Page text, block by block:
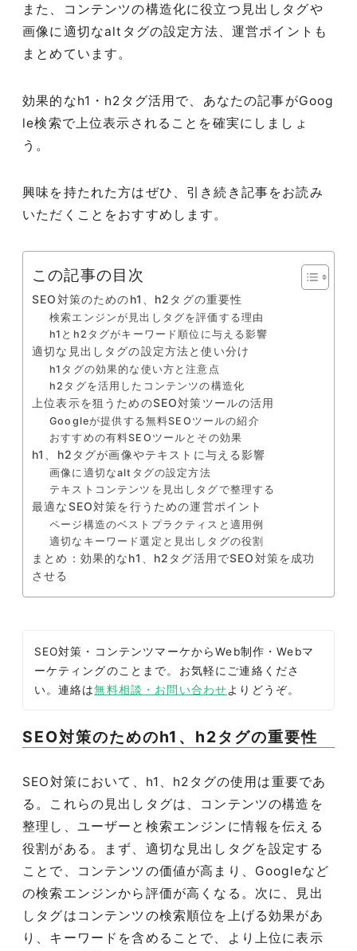
また、コンテンツの構造化に役立つ見出しタグや
画像に適切なaltタグの設定方法、運営ポイントも
まとめています。
効果的なh1・h2タグ活用で、あなたの記事がGoog
le検索で上位表示されることを確実にしましょ
う。
興味を持たれた方はぜひ、引き続き記事をお読み
いただくことをおすすめします。
この記事の目次
SEO対策のためのh1、h2タグの重要性
検索エンジンが見出しタグを評価する理由
h1とh2タグがキーワード順位に与える影響
適切な見出しタグの設定方法と使い分け
h1タグの効果的な使い方と注意点
h2タグを活用したコンテンツの構造化
上位表示を狙うためのSEO対策ツールの活用
Googleが提供する無料SEOツールの紹介
おすすめの有料SEOツールとその効果
h1、h2タグが画像やテキストに与える影響
画像に適切なaltタグの設定方法
テキストコンテンツを見出しタグで整理する
最適なSEO対策を行うための運営ポイント
ページ構造のベストプラクティスと適用例
適切なキーワード選定と見出しタグの役割
まとめ：効果的なh1、h2タグ活用でSEO対策を成功
させる
SEO対策・コンテンツマーケからWeb制作・Webマ
ーケティングのことまで。お気軽にご連絡くださ
い。連絡は無料相談・お問い合わせよりどうぞ。
SEO対策のためのh1、h2タグの重要性
SEO対策において、h1、h2タグの使用は重要であ
る。これらの見出しタグは、コンテンツの構造を
整理し、ユーザーと検索エンジンに情報を伝える
役割がある。まず、適切な見出しタグを設定する
ことで、コンテンツの価値が高まり、Googleなど
の検索エンジンから評価が高くなる。次に、見出
しタグはコンテンツの検索順位を上げる効果があ
り、キーワードを含めることで、より上位に表示